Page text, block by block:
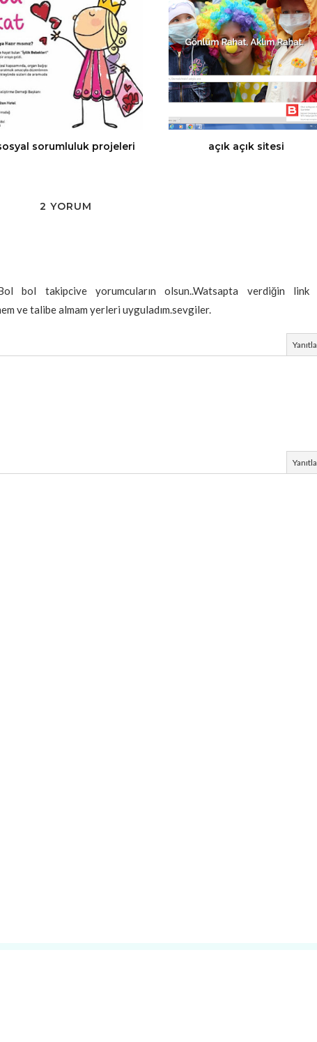
sorumluluk projeleri açık açık sitesi
2 YORUM
bol takipcive yorumcuların olsun..Watsapta verdiğin link
ve talibe almam yerleri uyguladım.sevgiler.
Yanıtla
Yanıtla